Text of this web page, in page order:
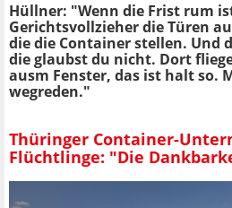
Hüllner: "Wenn die Frist rum
Gerichtsvollzieher die Türen
die die Container stellen. Und
die glaubst du nicht. Dort
ausm Fenster, das ist halt so.
wegreden."
Thüringer Container-
Flüchtlinge: "Die